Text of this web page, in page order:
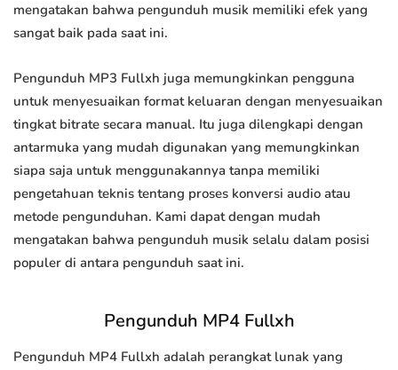
mengatakan bahwa pengunduh musik memiliki efek yang
sangat baik pada saat ini.
Pengunduh MP3 Fullxh juga memungkinkan pengguna
untuk menyesuaikan format keluaran dengan menyesuaikan
tingkat bitrate secara manual. Itu juga dilengkapi dengan
antarmuka yang mudah digunakan yang memungkinkan
siapa saja untuk menggunakannya tanpa memiliki
pengetahuan teknis tentang proses konversi audio atau
metode pengunduhan. Kami dapat dengan mudah
mengatakan bahwa pengunduh musik selalu dalam posisi
populer di antara pengunduh saat ini.
Pengunduh MP4 Fullxh
Pengunduh MP4 Fullxh adalah perangkat lunak yang